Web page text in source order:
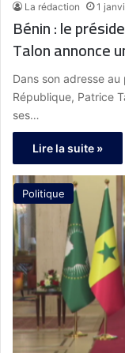
La rédaction 1
Bénin : le
Talon annonce
Dans son adresse
République, Patrice
ses…
Lire la suite »
Politique